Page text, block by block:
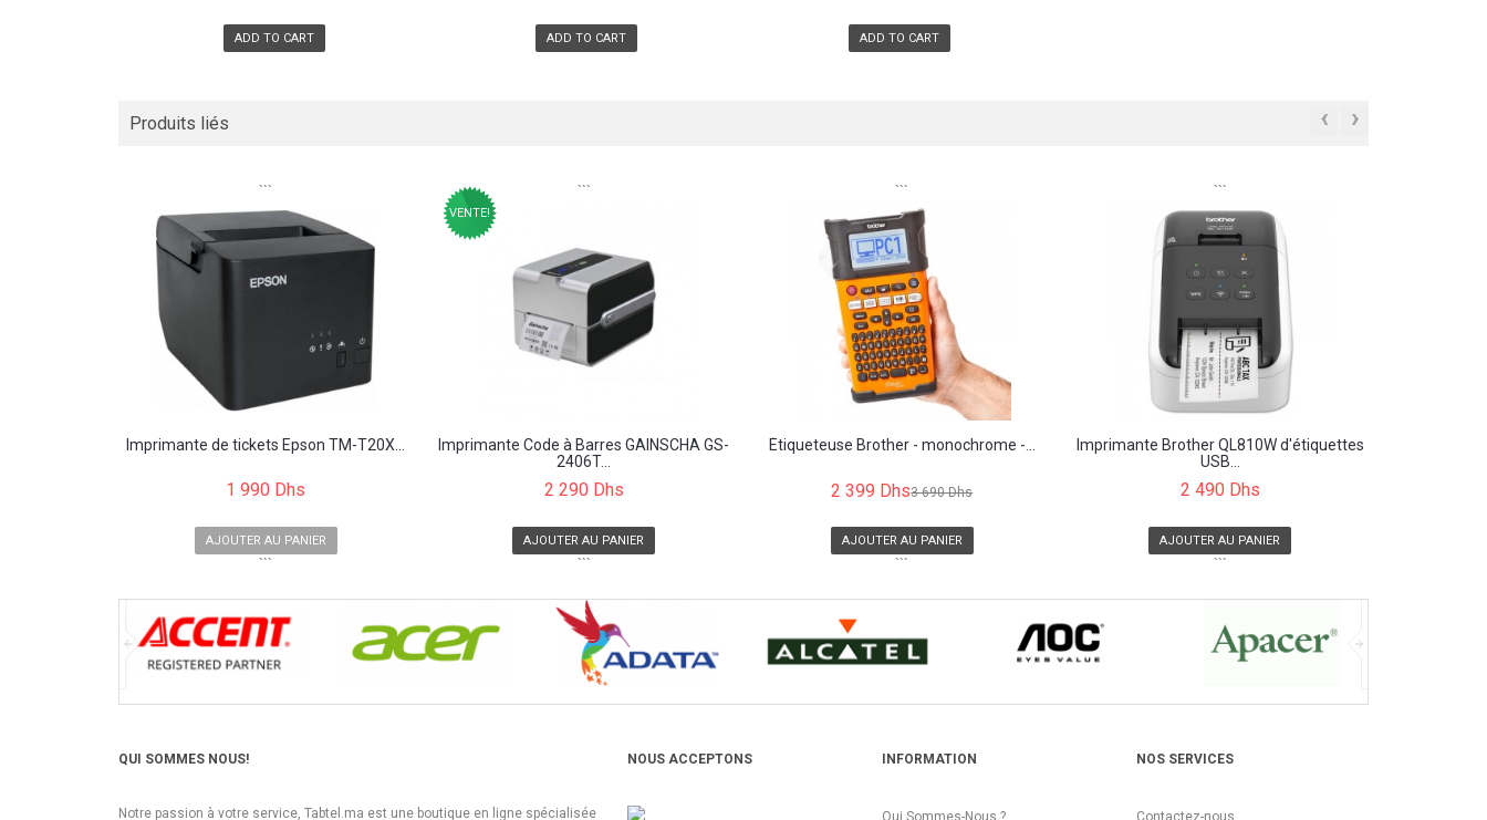
ADD TO CART ADD TO CART ADD TO CART
Produits liés ‹ ›
```
Imprimante de tickets Epson TM-T20X...
1 990 Dhs
AJOUTER AU PANIER
```
```
VENTE!
Imprimante Code à Barres GAINSCHA GS-
2406T...
2 290 Dhs
AJOUTER AU PANIER
```
```
Étiqueteuse Brother - monochrome -...
2 399 Dhs3 690 Dhs
AJOUTER AU PANIER
```
```
Imprimante Brother QL810W d'étiquettes
USB...
2 490 Dhs
AJOUTER AU PANIER
```
QUI SOMMES NOUS!
Notre passion à votre service, Tabtel.ma est une boutique en ligne spécialisée
NOUS ACCEPTONS INFORMATION
Qui Sommes-Nous ?
NOS SERVICES
Contactez-nous